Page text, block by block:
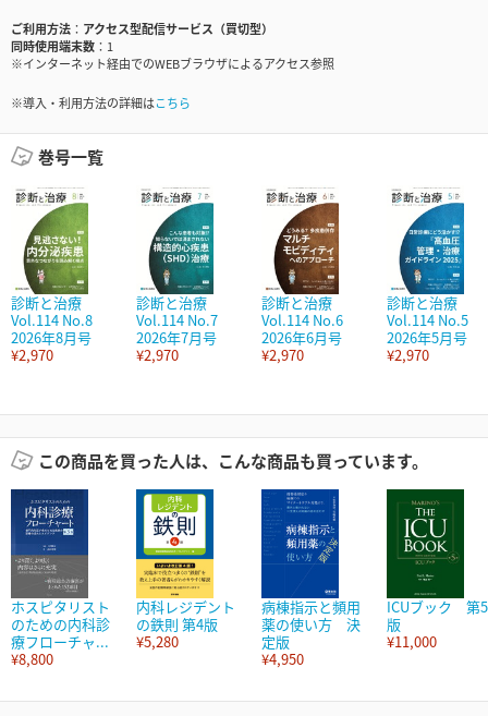
ご利用方法
アクセス型配信サービス（買切型）
同時使用端末数
1
※インターネット経由でのWEBブラウザによるアクセス参照
※導入・利用方法の詳細はこちら
巻号一覧
診断と治療
Vol.114 No.8
2026年8月号
¥2,970
診断と治療
Vol.114 No.7
2026年7月号
¥2,970
診断と治療
Vol.114 No.6
2026年6月号
¥2,970
診断と治療
Vol.114 No.5
2026年5月号
¥2,970
この商品を買った人は、こんな商品も買っています。
ホスピタリスト
のための内科診
療フローチャ...
¥8,800
内科レジデント
の鉄則 第4版
¥5,280
病棟指示と頻用
薬の使い方 決
定版
¥4,950
ICUブック 第5
版
¥11,000